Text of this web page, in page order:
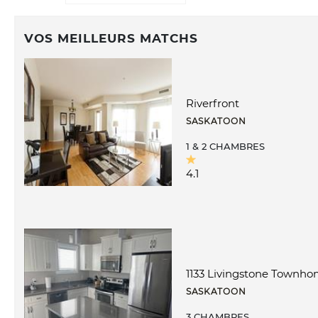
VOS MEILLEURS MATCHS
Riverfront
SASKATOON
1 & 2 CHAMBRES
4.1
1133 Livingstone
SASKATOON